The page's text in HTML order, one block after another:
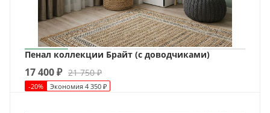
Пенал коллекции Брайт (с доводчиками)
17 400₽ 21 750₽
-20% Экономия 4 350 ₽